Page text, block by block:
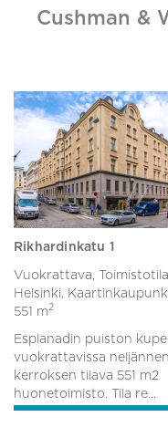
Cushman &
Rikhardinkatu 1
Vuokrattava,
Helsinki,
551 m2
Esplanadin puiston
vuokrattavissa neljännen
kerroksen tilava 551 m2
huonetoimisto. Tila re...